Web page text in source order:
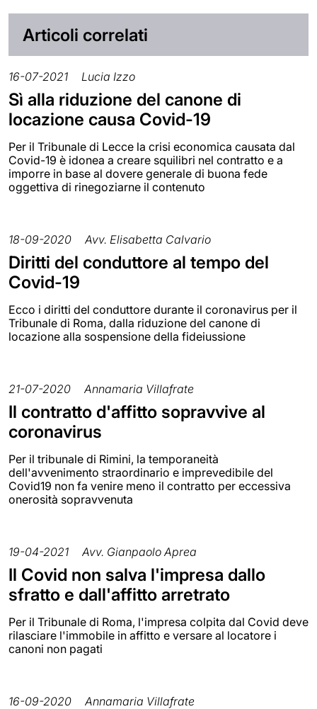
Articoli correlati
16-07-2021 Lucia Izzo
Sì alla riduzione del canone di
locazione causa Covid-19
Per il Tribunale di Lecce la crisi economica causata dal
Covid-19 è idonea a creare squilibri nel contratto e a
imporre in base al dovere generale di buona fede
oggettiva di rinegoziarne il contenuto
18-09-2020 Avv. Elisabetta Calvario
Diritti del conduttore al tempo del
Covid-19
Ecco i diritti del conduttore durante il coronavirus per il
Tribunale di Roma, dalla riduzione del canone di
locazione alla sospensione della fideiussione
21-07-2020 Annamaria Villafrate
Il contratto d'affitto sopravvive al
coronavirus
Per il tribunale di Rimini, la temporaneità
dell'avvenimento straordinario e imprevedibile del
Covid19 non fa venire meno il contratto per eccessiva
onerosità sopravvenuta
19-04-2021 Avv. Gianpaolo Aprea
Il Covid non salva l'impresa dallo
sfratto e dall'affitto arretrato
Per il Tribunale di Roma, l'impresa colpita dal Covid deve
rilasciare l'immobile in affitto e versare al locatore i
canoni non pagati
16-09-2020 Annamaria Villafrate